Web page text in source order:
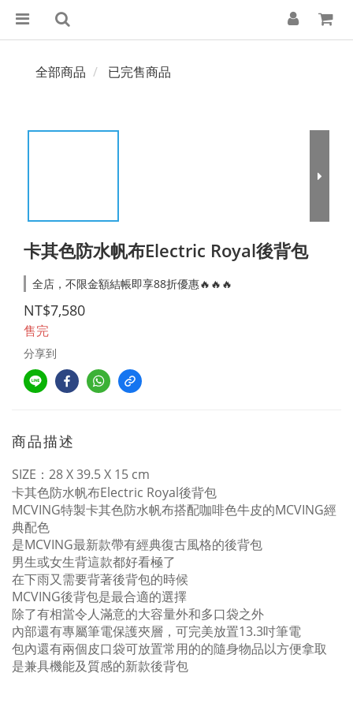
全部商品 已完售商品
卡其色防水帆布Electric Royal後背包
全店，不限金額結帳即享88折優惠🔥🔥🔥
NT$7,580
售完
分享到
商品描述
SIZE ：28X 39.5 X 15 cm
卡其色防水帆布Electric Royal後背包
MCVING特製卡其色防水帆布搭配咖啡色牛皮的MCVING經
典配色
是MCVING最新款帶有經典復古風格的後背包
男生或女生背這款都好看極了
在下雨又需要背著後背包的時候
MCVING後背包是最合適的選擇
除了有相當令人滿意的大容量外和多口袋之外
內部還有專屬筆電保護夾層，可完美放置13.3吋筆電
包內還有兩個皮口袋可放置常用的的隨身物品以方便拿取
是兼具機能及質感的新款後背包